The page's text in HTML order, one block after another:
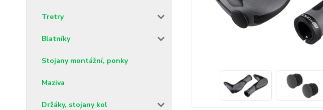
Tretry
Blatníky
Stojany montážní, ponky
Maziva
Držáky, stojany kol